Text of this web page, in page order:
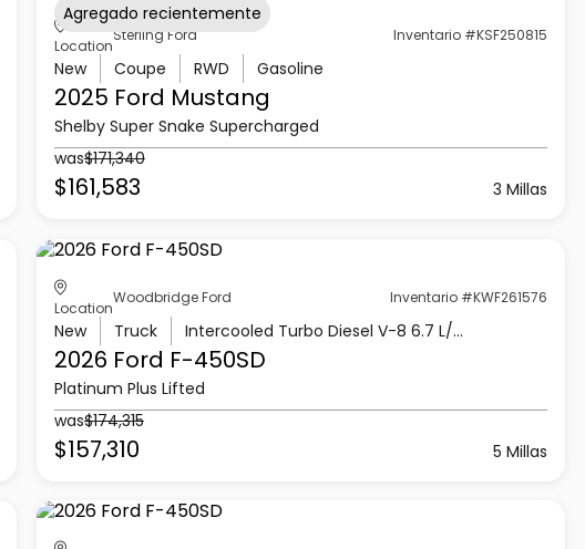
Location
Sterling Ford Inventario #KSF250815
New Coupe RWD Gasoline
2025 Ford Mustang
Shelby Super Snake Supercharged
was$171,340
$161,583 3 Millas
Agregado recientemente
Location
Woodbridge Ford Inventario #KWF261576
New Truck Intercooled Turbo Diesel V-8 6.7 L/406
2026 Ford F-450SD
Platinum Plus Lifted
was$174,315
$157,310 5 Millas